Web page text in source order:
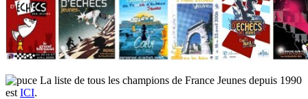
La liste de tous les champions de France Jeunes depuis 1990
est ICI.